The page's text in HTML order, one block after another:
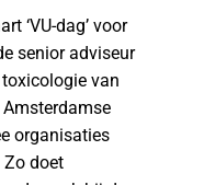
‘VU-dag’ voor
senior adviseur
van
organisaties
Zo doet